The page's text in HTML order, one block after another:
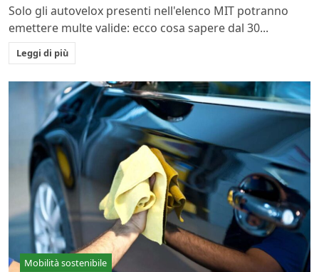
Solo gli autovelox presenti nell'elenco MIT potranno
emettere multe valide: ecco cosa sapere dal 30...
Leggi di più
Mobilità sostenibile